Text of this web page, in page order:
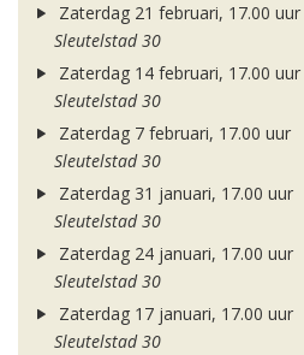
Zaterdag 21 februari, 17.00 uur
Sleutelstad 30
Zaterdag 14 februari, 17.00 uur
Sleutelstad 30
Zaterdag 7 februari, 17.00 uur
Sleutelstad 30
Zaterdag 31 januari, 17.00 uur
Sleutelstad 30
Zaterdag 24 januari, 17.00 uur
Sleutelstad 30
Zaterdag 17 januari, 17.00 uur
Sleutelstad 30